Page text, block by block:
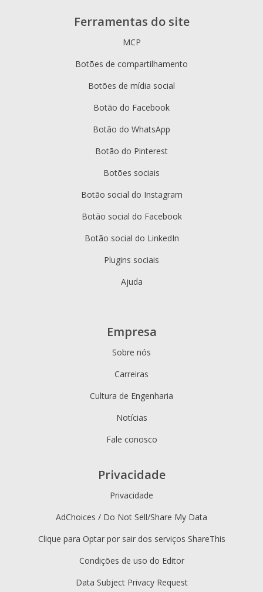
Ferramentas do site
MCP
Botões de compartilhamento
Botões de mídia social
Botão do Facebook
Botão do WhatsApp
Botão do Pinterest
Botões sociais
Botão social do Instagram
Botão social do Facebook
Botão social do LinkedIn
Plugins sociais
Ajuda
Empresa
Sobre nós
Carreiras
Cultura de Engenharia
Notícias
Fale conosco
Privacidade
Privacidade
AdChoices / Do Not Sell/Share My Data
Clique para Optar por sair dos serviços ShareThis
Condições de uso do Editor
Data Subject Privacy Request